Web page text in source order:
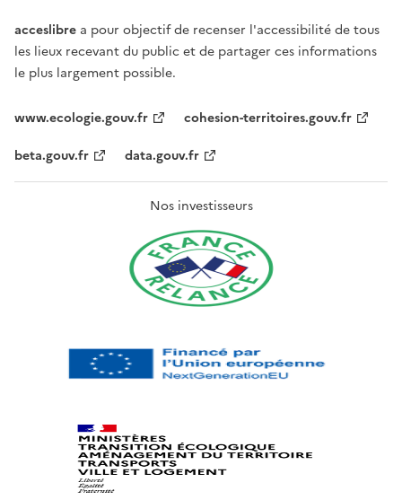
acceslibre a pour objectif de recenser l'accessibilité de tous
les lieux recevant du public et de partager ces informations
le plus largement possible.
www.ecologie.gouv.fr
cohesion-territoires.gouv.fr
beta.gouv.fr
data.gouv.fr
Nos investisseurs